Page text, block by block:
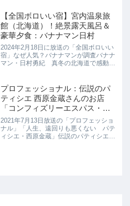
たアレンジレシピぼっかけ焼きそばのレ
シピの紹介！
【全国ボロいい宿】宮内温泉旅
館（北海道）！絶景露天風呂＆
豪華夕食：バナナマン日村
2024年2月18日に放送の「全国ボロいい
宿」なぜ人気？バナナマンが調査バナナ
マン・日村勇紀 真冬の北海道で感動度
プロフェッショナル：伝説のパ
ティシエ 西原金蔵さんのお店
「コンフィズリーエスパス・キ
ンゾー」
2021年7月13日放送の「プロフェッショ
ナル」「人生、遠回りも悪くない パテ
ィシエ・西原金蔵」伝説のパティシエ・